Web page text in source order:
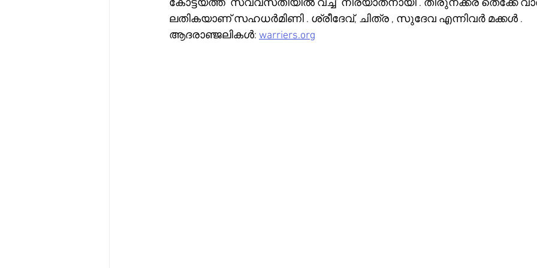
കോട്ടയത്ത്  സ്വവസതിയിൽ വച്ച്  നിര്യാതനായി . തിരുനക്കര തെക്കേ
ലതികയാണ് സഹധർമിണി . ശ്രീദേവ്, ചിത്ര , സുദേവ എന്നിവർ മക്കൾ .
ആദരാഞ്ജലികൾ: warriers.org